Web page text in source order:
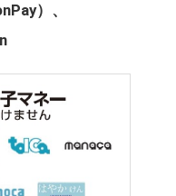
）、